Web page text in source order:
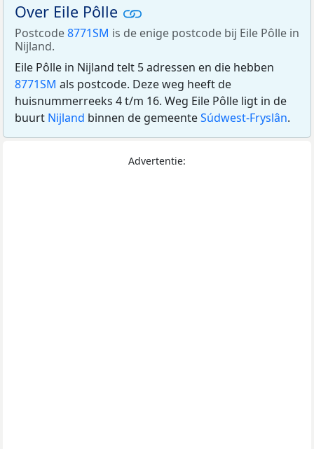
Over Eile Pôlle
Postcode8771SM is de enige postcode bij Eile Pôlle in
Nijland.
Eile Pôlle in Nijland telt 5 adressen en die hebben
8771SM als postcode. Deze weg heeft de
huisnummerreeks 4 t/m 16. Weg Eile Pôlle ligt in de
buurt Nijland binnen de gemeenteSúdwest-Fryslân.
Advertentie: